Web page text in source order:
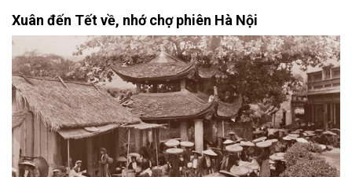
Xuân đến Tết về, nhớ chợ phiên Hà Nội